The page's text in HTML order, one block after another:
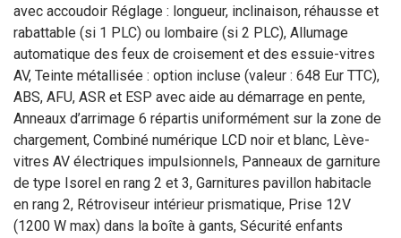
avec accoudoir Réglage : longueur, inclinaison, réhausse et
rabattable (si 1 PLC) ou lombaire (si 2 PLC), Allumage
automatique des feux de croisement et des essuie-vitres
AV, Teinte métallisée : option incluse (valeur : 648 Eur TTC),
ABS, AFU, ASR et ESP avec aide au démarrage en pente,
Anneaux d’arrimage 6 répartis uniformément sur la zone de
chargement, Combiné numérique LCD noir et blanc, Lève-
vitres AV électriques impulsionnels, Panneaux de garniture
de type Isorel en rang 2 et 3, Garnitures pavillon habitacle
en rang 2, Rétroviseur intérieur prismatique, Prise 12V
(1200 W max) dans la boîte à gants, Sécurité enfants